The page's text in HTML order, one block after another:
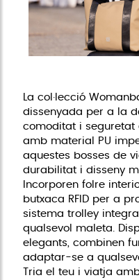
La col·lecció
dissenyada per a la
comoditat i seguretat
amb material PU
aquestes bosses de
durabilitat i disseny
Incorporen folre
butxaca RFID per a
sistema trolley
qualsevol maleta.
elegants, combinen
adaptar-se a
Tria el teu i viatja